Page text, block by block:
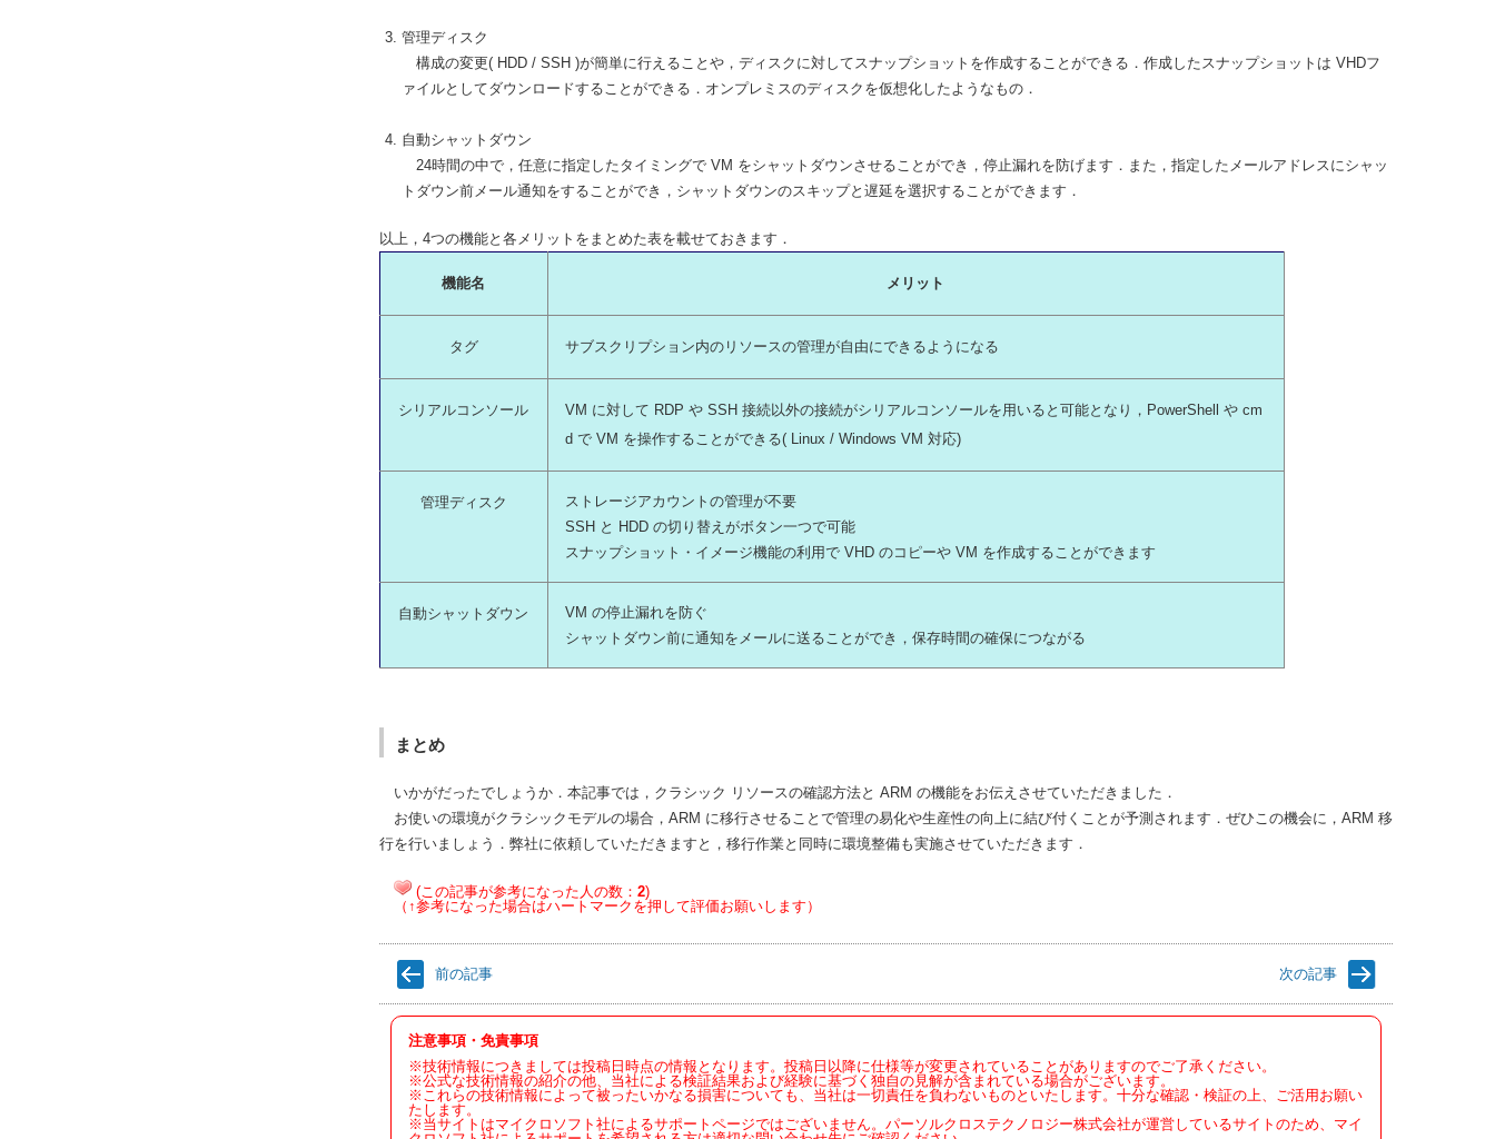
管理ディスク
構成の変更( HDD / SSH )が簡単に行えることや，ディスクに対してスナップショットを作成することができる．作成したスナップショットは VHDフ
ァイルとしてダウンロードすることができる．オンプレミスのディスクを仮想化したようなもの．
自動シャットダウン
24時間の中で，任意に指定したタイミングで VM をシャットダウンさせることができ，停止漏れを防げます．また，指定したメールアドレスにシャッ
トダウン前メール通知をすることができ，シャットダウンのスキップと遅延を選択することができます．
以上，4つの機能と各メリットをまとめた表を載せておきます．
機能名 メリット
タグ サブスクリプション内のリソースの管理が自由にできるようになる
シリアルコンソール
VM に対して RDP や SSH 接続以外の接続がシリアルコンソールを用いると可能となり，PowerShell や cm
d で VM を操作することができる( Linux / Windows VM 対応)
管理ディスク
ストレージアカウントの管理が不要
SSH と HDD の切り替えがボタン一つで可能
スナップショット・イメージ機能の利用で VHD のコピーや VM を作成することができます
自動シャットダウン
VM の停止漏れを防ぐ
シャットダウン前に通知をメールに送ることができ，保存時間の確保につながる
まとめ
いかがだったでしょうか．本記事では，クラシック リソースの確認方法と ARM の機能をお伝えさせていただきました．
お使いの環境がクラシックモデルの場合，ARM に移行させることで管理の易化や生産性の向上に結び付くことが予測されます．ぜひこの機会に，ARM 移
行を行いましょう．弊社に依頼していただきますと，移行作業と同時に環境整備も実施させていただきます．
(この記事が参考になった人の数： 2)
（↑参考になった場合はハートマークを押して評価お願いします）
前の記事 次の記事
注意事項・免責事項
※技術情報につきましては投稿日時点の情報となります。投稿日以降に仕様等が変更されていることがありますのでご了承ください。
※公式な技術情報の紹介の他、当社による検証結果および経験に基づく独自の見解が含まれている場合がございます。
※これらの技術情報によって被ったいかなる損害についても、当社は一切責任を負わないものといたします。十分な確認・検証の上、ご活用お願い
たします。
※当サイトはマイクロソフト社によるサポートページではございません。パーソルクロステクノロジー株式会社が運営しているサイトのため、マイ